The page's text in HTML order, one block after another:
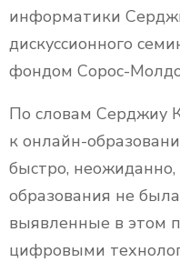
информатики
дискуссионного
фондом Сорос-
По словам Серджиу
к онлайн-
быстро, неожиданно,
образования не
выявленные в этом
цифровыми